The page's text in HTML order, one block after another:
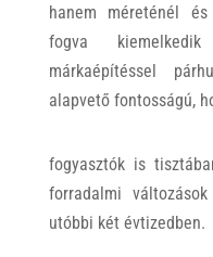
hanem méreténél
fogva
márkaépítéssel
alapvető fontosságú,
fogyasztók is
forradalmi
utóbbi két évtizedben.